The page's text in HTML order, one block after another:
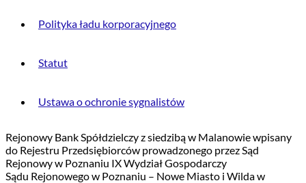
Polityka ładu korporacyjnego
Statut
Ustawa o ochronie sygnalistów
Rejonowy Bank Spółdzielczy z siedzibą w Malanowie wpisany
do Rejestru Przedsiębiorców prowadzonego przez Sąd
Rejonowy w Poznaniu IX Wydział Gospodarczy
Sądu Rejonowego w Poznaniu – Nowe Miasto i Wilda w